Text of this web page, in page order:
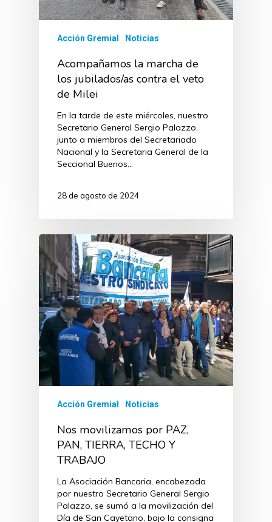
Acción Gremial Noticias
Acompañamos la marcha de
los jubilados/as contra el veto
de Milei
En la tarde de este miércoles, nuestro
Secretario General Sergio Palazzo,
junto a miembros del Secretariado
Nacional y la Secretaria General de la
Seccional Buenos…
28 de agosto de 2024
Acción Gremial Noticias
Nos movilizamos por PAZ,
PAN, TIERRA, TECHO Y
TRABAJO
La Asociación Bancaria, encabezada
por nuestro Secretario General Sergio
Palazzo, se sumó a la movilización del
Día de San Cayetano, bajo la consigna